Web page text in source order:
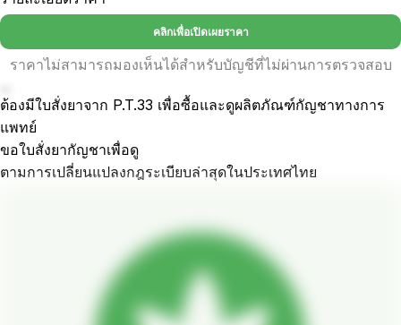
คลิกเพื่อเปิดเผยราคา
ราคาไม่สามารถมองเห็นได้สำหรับบัญชีที่ไม่ผ่านการตรวจสอบ
ต้องมีใบสั่งยาจาก P.T.33 เพื่อซื้อและดูผลิตภัณฑ์กัญชาทางการ
แพทย์
ขอใบสั่งยากัญชาเพื่อดู
ตามการเปลี่ยนแปลงกฎระเบียบล่าสุดในประเทศไทย